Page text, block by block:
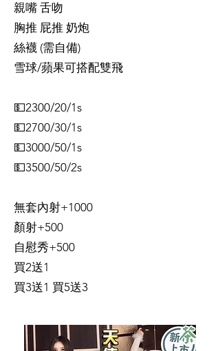
親嘴 舌吻
胸推 屁推 奶炮
絲襪 (需自備)
雪球/蘋果可搭配雙飛
💵2300/20/1s
💵2700/30/1s
💵3000/50/1s
💵3500/50/2s
無套內射+1000
顏射+500
自慰秀+500
買2送1
買3送1 買5送3